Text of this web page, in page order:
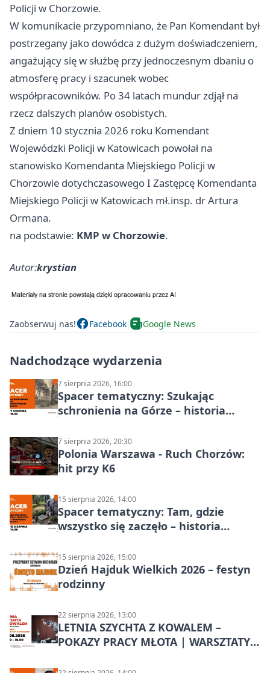
Policji w Chorzowie.
W komunikacie przypomniano, że Pan Komendant był
postrzegany jako dowódca z dużym doświadczeniem,
angażujący się w służbę przy jednoczesnym dbaniu o
atmosferę pracy i szacunek wobec
współpracowników. Po 34 latach mundur zdjął na
rzecz dalszych planów osobistych.
Z dniem 10 stycznia 2026 roku Komendant
Wojewódzki Policji w Katowicach powołał na
stanowisko Komendanta Miejskiego Policji w
Chorzowie dotychczasowego I Zastępcę Komendanta
Miejskiego Policji w Katowicach mł.insp. dr Artura
Ormana.
na podstawie: KMP w Chorzowie.
Autor:krystian
Zaobserwuj nas! Facebook Google News
Nadchodzące wydarzenia
7 sierpnia 2026, 16:00
Spacer tematyczny: Szukając
schronienia na Górze – historia
7 sierpnia 2026, 20:30
Polonia Warszawa - Ruch Chorzów:
hit przy K6
15 sierpnia 2026, 14:00
Spacer tematyczny: Tam, gdzie
wszystko się zaczęło – historia
15 sierpnia 2026, 15:00
Dzień Hajduk Wielkich 2026 – festyn
rodzinny
22 sierpnia 2026, 13:00
LETNIA SZYCHTA Z KOWALEM –
POKAZY PRACY MŁOTA | WARSZTATY